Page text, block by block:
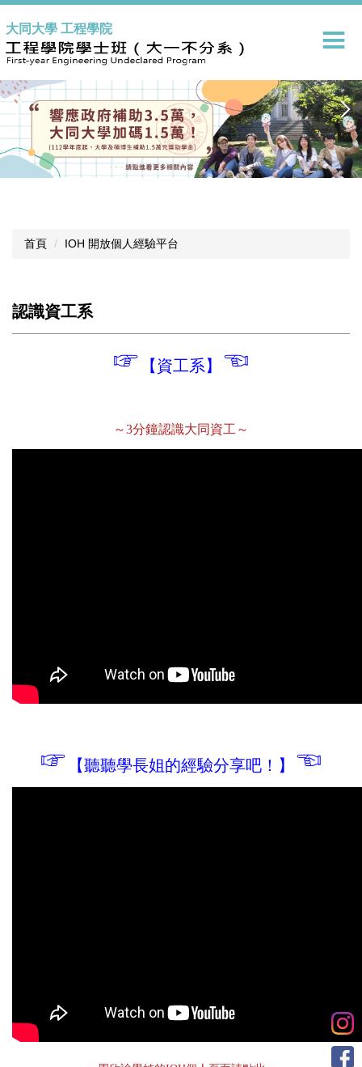
到
主
要
內
容
大同大學 工程學院
首頁 IOH 開放個人經驗平台
認識資工系
☞ 【資工系】 ☜
～3分鐘認識大同資工～
☞ 【聽聽學長姐的經驗分享吧！】 ☜